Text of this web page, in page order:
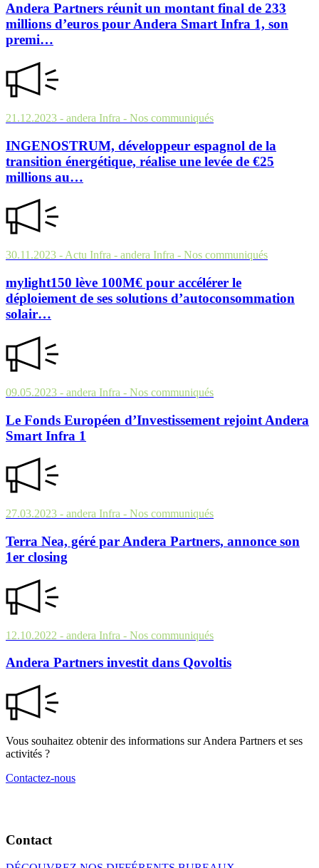
Andera Partners réunit un montant final de 233
millions d’euros pour Andera Smart Infra 1, son
premi…
21.12.2023 - andera Infra - Nos communiqués
INGENOSTRUM, développeur espagnol de la
transition énergétique, réalise une levée de €25
millions au…
30.11.2023 - Actu Infra - andera Infra - Nos communiqués
mylight150 lève 100M€ pour accélérer le
déploiement de ses solutions d’autoconsommation
solair…
09.05.2023 - andera Infra - Nos communiqués
Le Fonds Européen d’Investissement rejoint Andera
Smart Infra 1
27.03.2023 - andera Infra - Nos communiqués
Terra Nea, géré par Andera Partners, annonce son
1er closing
12.10.2022 - andera Infra - Nos communiqués
Andera Partners investit dans Qovoltis
Vous souhaitez obtenir des informations sur Andera Partners et ses
activités ?
Contactez-nous
Contact